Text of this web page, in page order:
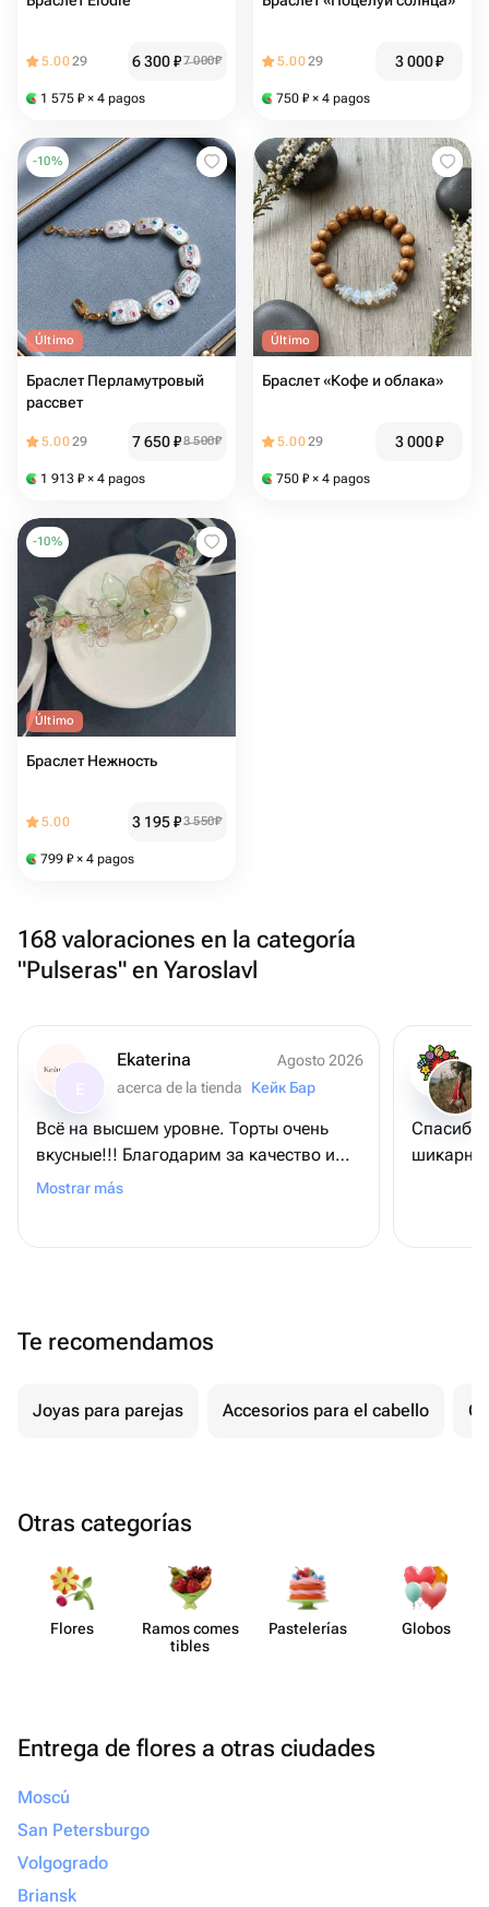
5.0029 6 300₽7 000₽
1 575 ₽ × 4 pagos
5.0029 3 000₽
750 ₽ × 4 pagos
-10%
Último
Браслет Перламутровый
рассвет
5.0029 7 650₽8 500₽
1 913 ₽ × 4 pagos
Último
Браслет «Кофе и облака»
5.0029 3 000₽
750 ₽ × 4 pagos
-10%
Último
Браслет Нежность
5.00 3 195₽3 550₽
799 ₽ × 4 pagos
168 valoraciones en la categoría
"Pulseras" en Yaroslavl
Ekaterina
Agosto 2026
acerca de la tienda
Кейк Бар
Всё на высшем уровне. Торты очень
вкусные!!! Благодарим за качество и
доставку!!!
Mostrar más
Спасибо
Te recomendamos
Joyas para parejas Accesorios para el cabello
Otras categorías
Flores
Ramos comes​
tibles
Paste​lerías Globos
Entrega de flores a otras ciudades
Moscú
San Petersburgo
Volgogrado
Briansk